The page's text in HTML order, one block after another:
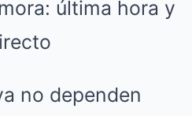
no dependen